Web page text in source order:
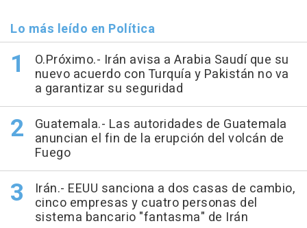
Lo más leído en Política
O.Próximo.- Irán avisa a Arabia Saudí que su
nuevo acuerdo con Turquía y Pakistán no va
a garantizar su seguridad
Guatemala.- Las autoridades de Guatemala
anuncian el fin de la erupción del volcán de
Fuego
Irán.- EEUU sanciona a dos casas de cambio,
cinco empresas y cuatro personas del
sistema bancario "fantasma" de Irán